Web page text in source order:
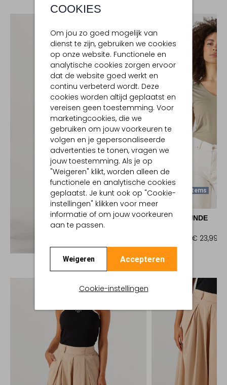
COOKIES
Om jou zo goed mogelijk van
dienst te zijn, gebruiken we cookies
op onze website. Functionele en
analytische cookies zorgen ervoor
dat de website goed werkt en
continu verbeterd wordt. Deze
cookies worden altijd geplaatst en
vereisen geen toestemming. Voor
marketingcookies, die we
gebruiken om jouw voorkeuren te
volgen en je gepersonaliseerde
advertenties te tonen, vragen we
jouw toestemming. Als je op
"Weigeren" klikt, worden alleen de
functionele en analytische cookies
geplaatst. Je kunt ook op "Cookie-
instellingen" klikken voor meer
informatie of om jouw voorkeuren
aan te passen.
Weigeren Accepteren
Cookie-instellingen
Laatste Items
ROSEMUNDE
€ 23,99